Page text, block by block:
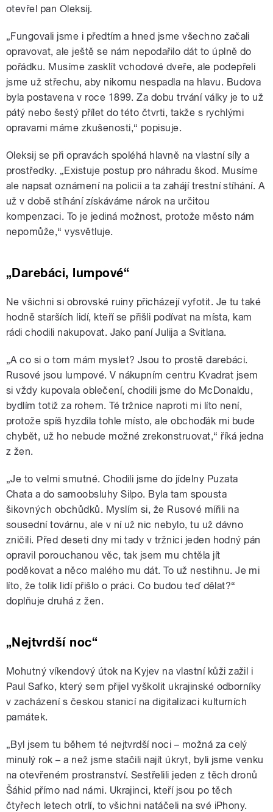
otevřel pan Oleksij.
„Fungovali jsme i předtím a hned jsme všechno začali
opravovat, ale ještě se nám nepodařilo dát to úplně do
pořádku. Musíme zasklít vchodové dveře, ale podepřeli
jsme už střechu, aby nikomu nespadla na hlavu. Budova
byla postavena v roce 1899. Za dobu trvání války je to už
pátý nebo šestý přílet do této čtvrti, takže s rychlými
opravami máme zkušenosti,“ popisuje.
Oleksij se při opravách spoléhá hlavně na vlastní síly a
prostředky. „Existuje postup pro náhradu škod. Musíme
ale napsat oznámení na policii a ta zahájí trestní stíhání. A
už v době stíhání získáváme nárok na určitou
kompenzaci. To je jediná možnost, protože město nám
nepomůže,“ vysvětluje.
„Darebáci, lumpové“
Ne všichni si obrovské ruiny přicházejí vyfotit. Je tu také
hodně starších lidí, kteří se přišli podívat na místa, kam
rádi chodili nakupovat. Jako paní Julija a Svitlana.
„A co si o tom mám myslet? Jsou to prostě darebáci.
Rusové jsou lumpové. V nákupním centru Kvadrat jsem
si vždy kupovala oblečení, chodili jsme do McDonaldu,
bydlím totiž za rohem. Té tržnice naproti mi líto není,
protože spíš hyzdila tohle místo, ale obchoďák mi bude
chybět, už ho nebude možné zrekonstruovat,“ říká jedna
z žen.
„Je to velmi smutné. Chodili jsme do jídelny Puzata
Chata a do samoobsluhy Silpo. Byla tam spousta
šikovných obchůdků. Myslím si, že Rusové mířili na
sousední továrnu, ale v ní už nic nebylo, tu už dávno
zničili. Před deseti dny mi tady v tržnici jeden hodný pán
opravil porouchanou věc, tak jsem mu chtěla jít
poděkovat a něco malého mu dát. To už nestihnu. Je mi
líto, že tolik lidí přišlo o práci. Co budou teď dělat?“
doplňuje druhá z žen.
„Nejtvrdší noc“
Mohutný víkendový útok na Kyjev na vlastní kůži zažil i
Paul Safko, který sem přijel vyškolit ukrajinské odborníky
v zacházení s českou stanicí na digitalizaci kulturních
památek.
„Byl jsem tu během té nejtvrdší noci – možná za celý
minulý rok – a než jsme stačili najít úkryt, byli jsme venku
na otevřeném prostranství. Sestřelili jeden z těch dronů
Šáhid přímo nad námi. Ukrajinci, kteří jsou po těch
čtyřech letech otrlí, to všichni natáčeli na své iPhony.